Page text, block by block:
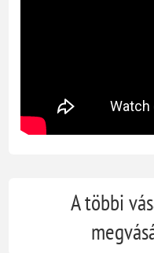
A többi